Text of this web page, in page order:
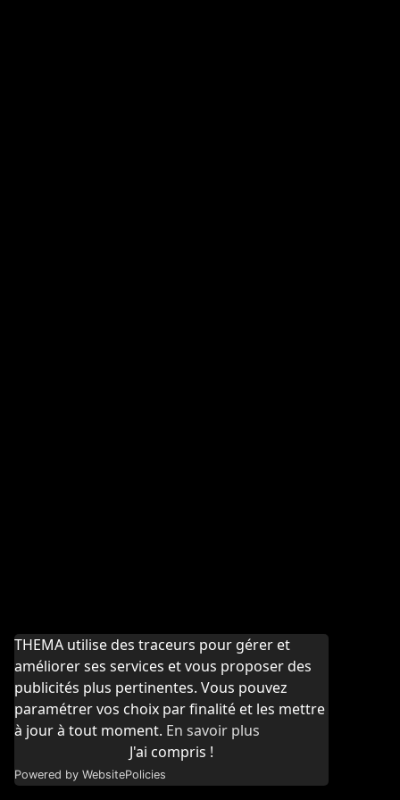
THEMA utilise des traceurs pour gérer et
améliorer ses services et vous proposer des
publicités plus pertinentes. Vous pouvez
paramétrer vos choix par finalité et les mettre
à jour à tout moment. En savoir plus
J'ai compris !
Powered by WebsitePolicies